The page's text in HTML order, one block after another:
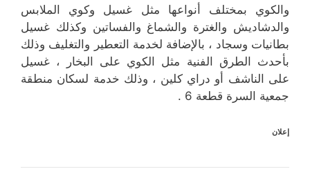
والكوي بمختلف أنواعها مثل غسيل وكوي الملابس
والدشاديش والغترة والشماغ والفساتين وكذلك غسيل
بطانيات وسجاد ، بالإضافة لخدمة التعطير والتغليف وذلك
بأحدث الطرق الفنية مثل الكوي على البخار ، غسيل
على الناشف أو دراي كلين ، وذلك خدمة لسكان منطقة
جمعية السرة قطعة 6 .
إعلان